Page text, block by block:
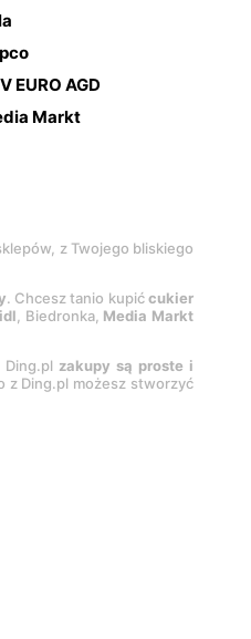
EURO AGD
Markt
z Twojego bliskiego
. Chcesz tanio kupićcukier
, Biedronka, Media Markt
Ding.pl zakupy są proste i
z Ding.pl możesz stworzyć